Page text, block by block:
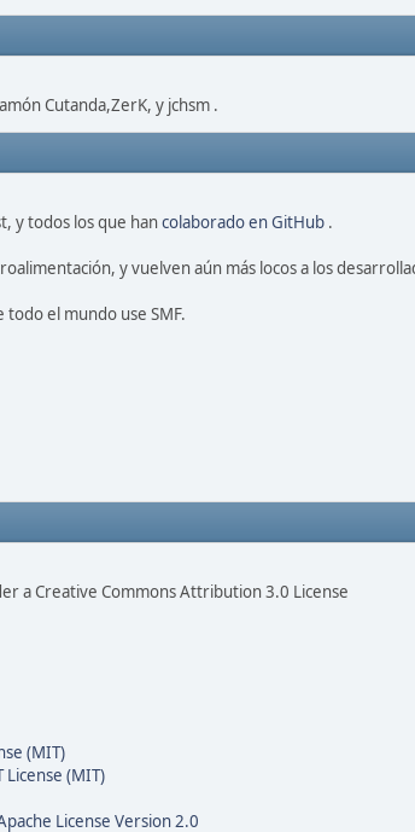
Cutanda,ZerK, y jchsm .
y todos los que hancolaborado en GitHub .
y vuelven aún más locos a los
el mundo use SMF.
a Creative Commons Attribution 3.0 License
(MIT)
License (MIT)
License Version 2.0